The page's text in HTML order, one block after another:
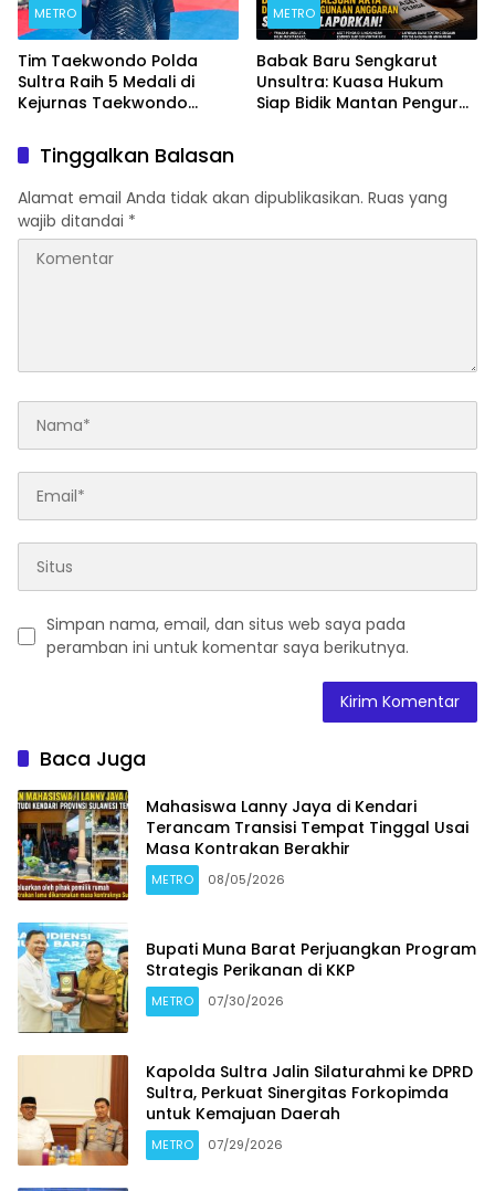
METRO
Tim Taekwondo Polda
Sultra Raih 5 Medali di
Kejurnas Taekwondo
METRO
Babak Baru Sengkarut
Unsultra: Kuasa Hukum
Siap Bidik Mantan Pengurus
Tinggalkan Balasan
Alamat email Anda tidak akan dipublikasikan. Ruas yang
wajib ditandai *
Simpan nama, email, dan situs web saya pada
peramban ini untuk komentar saya berikutnya.
Baca Juga
Mahasiswa Lanny Jaya di Kendari
Terancam Transisi Tempat Tinggal Usai
Masa Kontrakan Berakhir
METRO 08/05/2026
Bupati Muna Barat Perjuangkan Program
Strategis Perikanan di KKP
METRO 07/30/2026
Kapolda Sultra Jalin Silaturahmi ke DPRD
Sultra, Perkuat Sinergitas Forkopimda
untuk Kemajuan Daerah
METRO 07/29/2026